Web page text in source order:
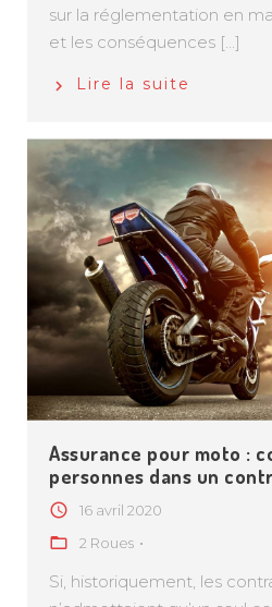
sur la réglementation en
et les conséquences [...]
Lire la suite
Assurance pour moto :
personnes dans un
16 avril 2020
2 Roues
Si, historiquement, les